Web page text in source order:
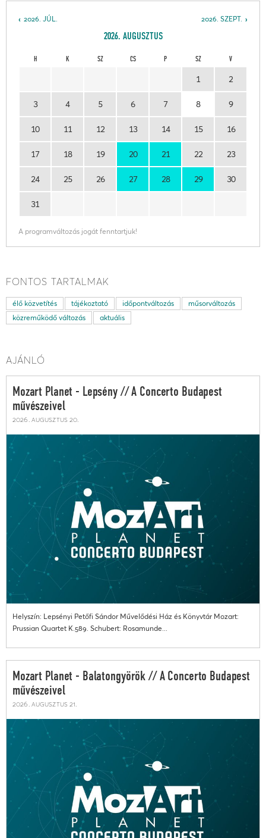
2026. SZEPT.
2026. JÚL.
2026. AUGUSZTUS
H K SZ CS P SZ V
1 2
3 4 5 6 7 8 9
10 11 12 13 14 15 16
17 18 19 20 21 22 23
24 25 26 27 28 29 30
31
A programváltozás jogát fenntartjuk!
FONTOS TARTALMAK
élő közvetítés tájékoztató időpontváltozás
műsorváltozás
közreműködő változás
aktuális
AJÁNLÓ
Mozart Planet - Lepsény // A Concerto Budapest
művészeivel
2026. augusztus 20.
Helyszín: Lepsényi Petőfi Sándor Művelődési Ház és Könyvtár Mozart:
Prussian Quartet K.589. Schubert: Rosamunde...
Mozart Planet - Balatongyörök // A Concerto Budapest
művészeivel
2026. augusztus 21.